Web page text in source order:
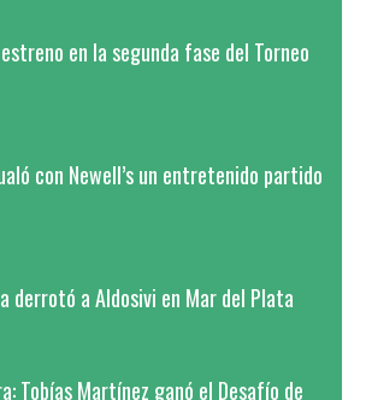
en la segunda fase del Torneo
con Newell’s un entretenido partido
derrotó a Aldosivi en Mar del Plata
Tobías Martínez ganó el Desafío de